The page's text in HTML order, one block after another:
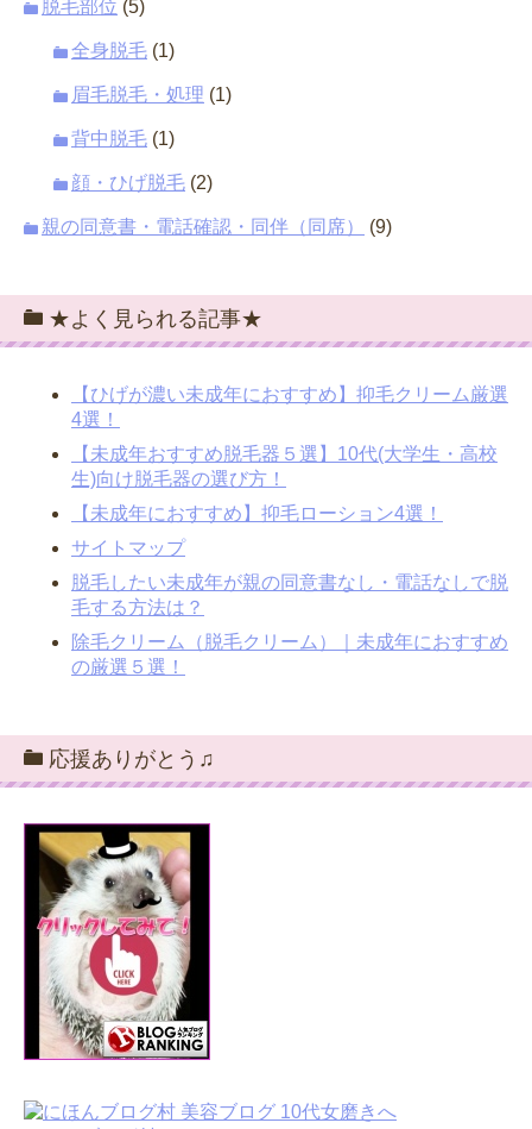
脱毛部位 (5)
全身脱毛 (1)
眉毛脱毛・処理 (1)
背中脱毛 (1)
顔・ひげ脱毛 (2)
親の同意書・電話確認・同伴（同席） (9)
★よく見られる記事★
【ひげが濃い未成年におすすめ】抑毛クリーム厳選
4選！
【未成年おすすめ脱毛器５選】10代(大学生・高校
生)向け脱毛器の選び方！
【未成年におすすめ】抑毛ローション4選！
サイトマップ
脱毛したい未成年が親の同意書なし・電話なしで脱
毛する方法は？
除毛クリーム（脱毛クリーム）｜未成年におすすめ
の厳選５選！
応援ありがとう♫